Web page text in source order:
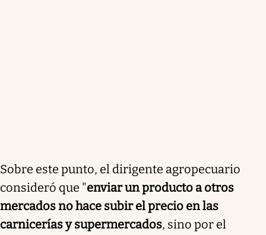
Sobre este punto, el dirigente agropecuario
consideró que "enviar un producto a otros
mercados no hace subir el precio en las
carnicerías y supermercados, sino por el